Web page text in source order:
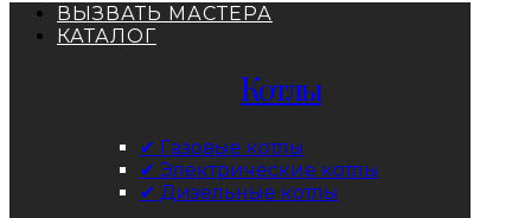
ВЫЗВАТЬ МАСТЕРА
КАТАЛОГ
Котлы
✔ Газовые котлы
✔ Электрические котлы
✔ Дизельные котлы